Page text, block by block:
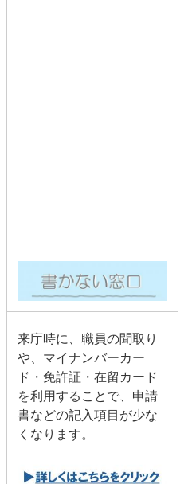
来庁時に、職員の聞取り
や、マイナンバーカー
ド・免許証・在留カード
を利用することで、申請
書などの記入項目が少な
くなります。